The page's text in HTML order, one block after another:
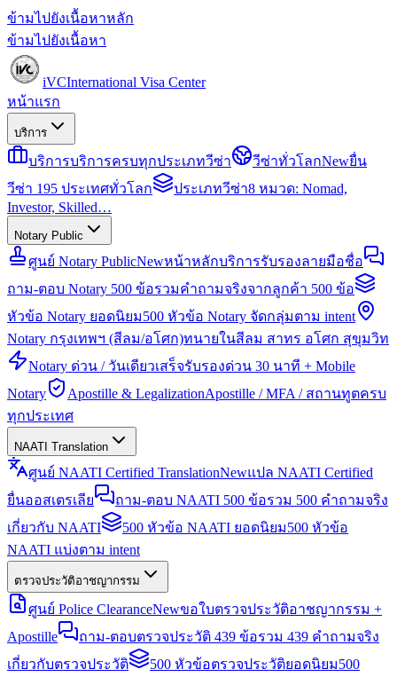
ข้ามไปยังเนื้อหาหลัก
ข้ามไปยังเนื้อหา
iVCInternational Visa Center
หน้าแรก
บริการ
บริการบริการครบทุกประเภทวีซ่า วีซ่าทั่วโลกNewยื่น
วีซ่า 195 ประเทศทั่วโลก
ประเภทวีซ่า8 หมวด: Nomad,
Investor, Skilled…
Notary Public
ศูนย์ Notary PublicNewหน้าหลักบริการรับรองลายมือชื่อ
ถาม-ตอบ Notary 500 ข้อรวมคำถามจริงจากลูกค้า 500 ข้อ
หัวข้อ Notary ยอดนิยม500 หัวข้อ Notary จัดกลุ่มตาม intent
Notary กรุงเทพฯ (สีลม/อโศก)ทนายในสีลม สาทร อโศก สุขุมวิท
Notary ด่วน / วันเดียวเสร็จรับรองด่วน 30 นาที + Mobile
Notary
Apostille & LegalizationApostille / MFA / สถานทูตครบ
ทุกประเทศ
NAATI Translation
ศูนย์ NAATI Certified TranslationNewแปล NAATI Certified
ยื่นออสเตรเลีย
ถาม-ตอบ NAATI 500 ข้อรวม 500 คำถามจริง
เกี่ยวกับ NAATI
500 หัวข้อ NAATI ยอดนิยม500 หัวข้อ
NAATI แบ่งตาม intent
ตรวจประวัติอาชญากรรม
ศูนย์ Police ClearanceNewขอใบตรวจประวัติอาชญากรรม +
Apostille
ถาม-ตอบตรวจประวัติ 439 ข้อรวม 439 คำถามจริง
เกี่ยวกับตรวจประวัติ
500 หัวข้อตรวจประวัติยอดนิยม500